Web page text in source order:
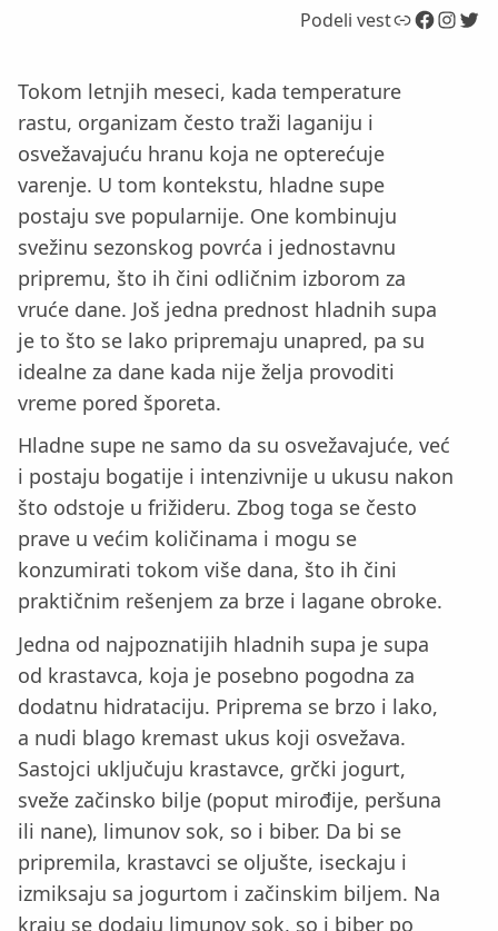
Podeli vestLink Facebook InstagramTwitter
Tokom letnjih meseci, kada temperature
rastu, organizam često traži laganiju i
osvežavajuću hranu koja ne opterećuje
varenje. U tom kontekstu, hladne supe
postaju sve popularnije. One kombinuju
svežinu sezonskog povrća i jednostavnu
pripremu, što ih čini odličnim izborom za
vruće dane. Još jedna prednost hladnih supa
je to što se lako pripremaju unapred, pa su
idealne za dane kada nije želja provoditi
vreme pored šporeta.
Hladne supe ne samo da su osvežavajuće, već
i postaju bogatije i intenzivnije u ukusu nakon
što odstoje u frižideru. Zbog toga se često
prave u većim količinama i mogu se
konzumirati tokom više dana, što ih čini
praktičnim rešenjem za brze i lagane obroke.
Jedna od najpoznatijih hladnih supa je supa
od krastavca, koja je posebno pogodna za
dodatnu hidrataciju. Priprema se brzo i lako,
a nudi blago kremast ukus koji osvežava.
Sastojci uključuju krastavce, grčki jogurt,
sveže začinsko bilje (poput mirođije, peršuna
ili nane), limunov sok, so i biber. Da bi se
pripremila, krastavci se oljušte, iseckaju i
izmiksaju sa jogurtom i začinskim biljem. Na
kraju se dodaju limunov sok, so i biber po